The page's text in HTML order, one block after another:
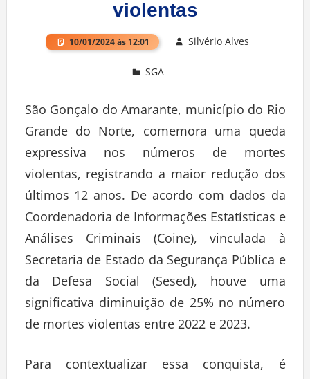
violentas
10/01/2024 às 12:01 Silvério Alves
SGA
São Gonçalo do Amarante, município do Rio
Grande do Norte, comemora uma queda
expressiva nos números de mortes
violentas, registrando a maior redução dos
últimos 12 anos. De acordo com dados da
Coordenadoria de Informações Estatísticas e
Análises Criminais (Coine), vinculada à
Secretaria de Estado da Segurança Pública e
da Defesa Social (Sesed), houve uma
significativa diminuição de 25% no número
de mortes violentas entre 2022 e 2023.
Para contextualizar essa conquista, é